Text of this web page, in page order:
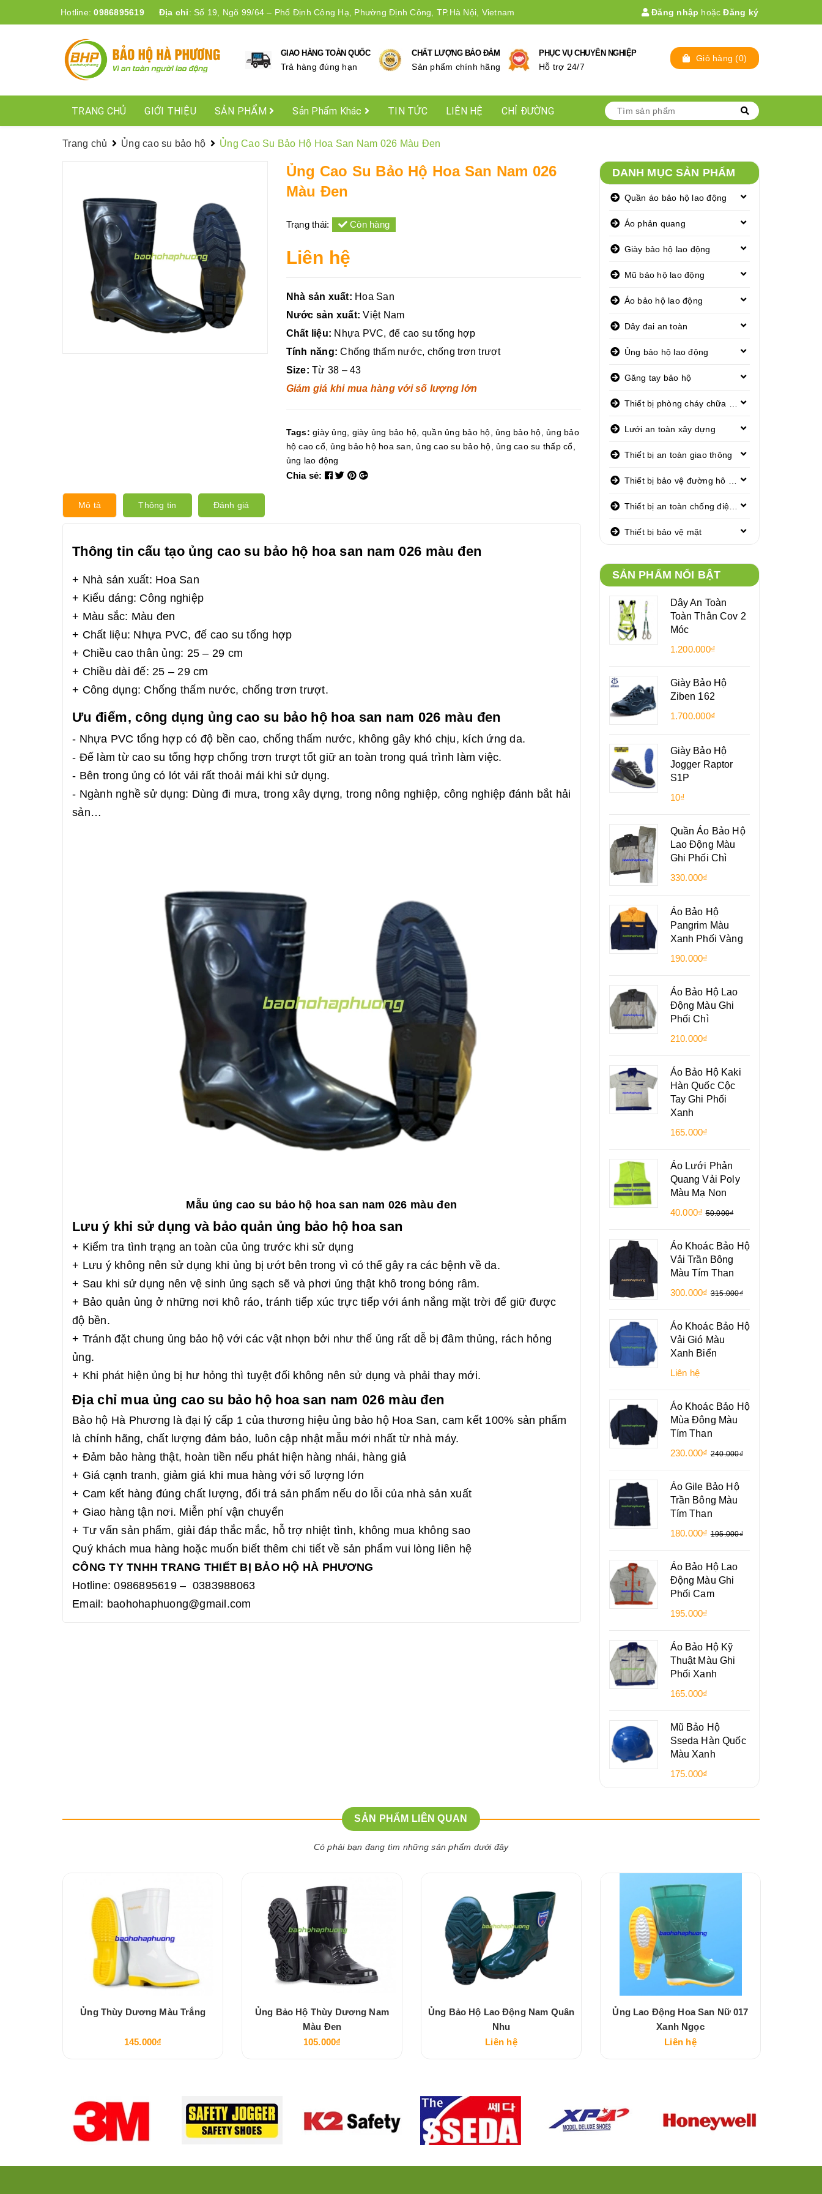
Hotline:0986895619 Địa chỉ: Số 19, Ngõ 99/64 – Phố Định Công Hạ, Phường Định Công, TP.Hà Nội, Vietnam Đăng nhập hoặc Đăng ký
GIAO HÀNG TOÀN QUỐC
Trả hàng đúng hạn
CHẤT LƯỢNG BẢO ĐẢM
Sản phẩm chính hãng
PHỤC VỤ CHUYÊN NGHIỆP
Hỗ trợ 24/7
Giỏ hàng (0)
TRANG CHỦ GIỚI THIỆU SẢN PHẨM Sản Phẩm Khác TIN TỨC LIÊN HỆ CHỈ ĐƯỜNG
Trang chủ Ủng cao su bảo hộ Ủng Cao Su Bảo Hộ Hoa San Nam 026 Màu Đen
Ủng Cao Su Bảo Hộ Hoa San Nam 026
Màu Đen
Trạng thái: Còn hàng
Liên hệ
Nhà sản xuất: Hoa San
Nước sản xuất: Việt Nam
Chất liệu: Nhựa PVC, đế cao su tổng hợp
Tính năng: Chống thấm nước, chống trơn trượt
Size: Từ 38 – 43
Giảm giá khi mua hàng với số lượng lớn
Tags:giày ủng giày ủng bảo hộ quần ủng bảo hộ ,ủng bảo hộ ,ủng bảo
hộ cao cổ,ủng bảo hộ hoa san ,ủng cao su bảo hộ ,ủng cao su thấp cổ
ủng lao động
Chia sẻ:
Mô tả Thông tin Đánh giá
Thông tin cấu tạo ủng cao su bảo hộ hoa san nam 026 màu đen
+ Nhà sản xuất: Hoa San
+ Kiểu dáng: Công nghiệp
+ Màu sắc: Màu đen
+ Chất liệu: Nhựa PVC, đế cao su tổng hợp
+ Chiều cao thân ủng: 25 – 29 cm
+ Chiều dài đế: 25 – 29 cm
+ Công dụng: Chống thấm nước, chống trơn trượt.
Ưu điểm, công dụng ủng cao su bảo hộ hoa san nam 026 màu đen
- Nhựa PVC tổng hợp có độ bền cao, chống thấm nước, không gây khó chịu, kích ứng da.
- Đế làm từ cao su tổng hợp chống trơn trượt tốt giữ an toàn trong quá trình làm việc.
- Bên trong ủng có lót vải rất thoải mái khi sử dụng.
- Ngành nghề sử dụng: Dùng đi mưa, trong xây dựng, trong nông nghiệp, công nghiệp đánh bắt hải
sản…
Mẫu ủng cao su bảo hộ hoa san nam 026 màu đen
Lưu ý khi sử dụng và bảo quản ủng bảo hộ hoa san
+ Kiểm tra tình trạng an toàn của ủng trước khi sử dụng
+ Lưu ý không nên sử dụng khi ủng bị ướt bên trong vì có thể gây ra các bệnh về da.
+ Sau khi sử dụng nên vệ sinh ủng sạch sẽ và phơi ủng thật khô trong bóng râm.
+ Bảo quản ủng ở những nơi khô ráo, tránh tiếp xúc trực tiếp với ánh nắng mặt trời để giữ được
độ bền.
+ Tránh đặt chung ủng bảo hộ với các vật nhọn bởi như thế ủng rất dễ bị đâm thủng, rách hỏng
ủng.
+ Khi phát hiện ủng bị hư hỏng thì tuyệt đối không nên sử dụng và phải thay mới.
Địa chỉ mua ủng cao su bảo hộ hoa san nam 026 màu đen
Bảo hộ Hà Phương là đại lý cấp 1 của thương hiệu ủng bảo hộ Hoa San, cam kết 100% sản phẩm
là chính hãng, chất lượng đảm bảo, luôn cập nhật mẫu mới nhất từ nhà máy.
+ Đảm bảo hàng thật, hoàn tiền nếu phát hiện hàng nhái, hàng giả
+ Giá cạnh tranh, giảm giá khi mua hàng với số lượng lớn
+ Cam kết hàng đúng chất lượng, đổi trả sản phẩm nếu do lỗi của nhà sản xuất
+ Giao hàng tận nơi. Miễn phí vận chuyển
+ Tư vấn sản phẩm, giải đáp thắc mắc, hỗ trợ nhiệt tình, không mua không sao
Quý khách mua hàng hoặc muốn biết thêm chi tiết về sản phẩm vui lòng liên hệ
CÔNG TY TNHH TRANG THIẾT BỊ BẢO HỘ HÀ PHƯƠNG
Hotline: 0986895619 – 0383988063
Email: baohohaphuong@gmail.com
DANH MỤC SẢN PHẨM
Quần áo bảo hộ lao động
Áo phản quang
Giày bảo hộ lao động
Mũ bảo hộ lao động
Áo bảo hộ lao động
Dây đai an toàn
Ủng bảo hộ lao động
Găng tay bảo hộ
Lưới an toàn xây dựng
Thiết bị an toàn giao thông
Thiết bị bảo vệ mặt
SẢN PHẨM NỔI BẬT
Dây An Toàn
Toàn Thân Cov 2
Móc
1.200.000₫
Giày Bảo Hộ
Ziben 162
1.700.000₫
Giày Bảo Hộ
Jogger Raptor
S1P
10₫
Quần Áo Bảo Hộ
Lao Động Màu
Ghi Phối Chì
330.000₫
Áo Bảo Hộ
Pangrim Màu
Xanh Phối Vàng
190.000₫
Áo Bảo Hộ Lao
Động Màu Ghi
Phối Chì
210.000₫
Áo Bảo Hộ Kaki
Hàn Quốc Cộc
Tay Ghi Phối
Xanh
165.000₫
Áo Lưới Phản
Quang Vải Poly
Màu Mạ Non
40.000₫ 50.000₫
Áo Khoác Bảo Hộ
Vải Trần Bông
Màu Tím Than
300.000₫ 315.000₫
Áo Khoác Bảo Hộ
Vải Gió Màu
Xanh Biển
Liên hệ
Áo Khoác Bảo Hộ
Mùa Đông Màu
Tím Than
230.000₫ 240.000₫
Áo Gile Bảo Hộ
Trần Bông Màu
Tím Than
180.000₫ 195.000₫
Áo Bảo Hộ Lao
Động Màu Ghi
Phối Cam
195.000₫
Áo Bảo Hộ Kỹ
Thuật Màu Ghi
Phối Xanh
165.000₫
Mũ Bảo Hộ
Sseda Hàn Quốc
Màu Xanh
175.000₫
SẢN PHẨM LIÊN QUAN
Có phải bạn đang tìm những sản phẩm dưới đây
Ủng Thùy Dương Màu Trắng
145.000₫
Ủng Bảo Hộ Thùy Dương Nam
Màu Đen
105.000₫
Ủng Bảo Hộ Lao Động Nam Quân
Nhu
Liên hệ
Ủng Lao Động Hoa San Nữ 017
Xanh Ngọc
Liên hệ